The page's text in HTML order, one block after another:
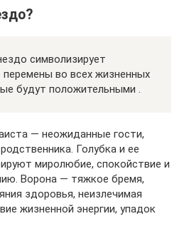
символизирует
во всех жизненных
будут положительными .
— неожиданные гости,
Голубка и ее
миролюбие, спокойствие и
Ворона — тяжкое бремя,
здоровья, неизлечимая
жизненной энергии, упадок